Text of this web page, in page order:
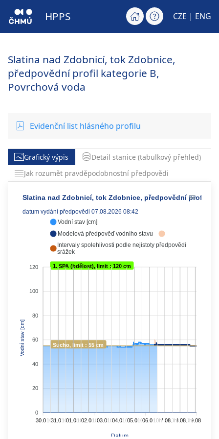
HPPS CZE | ENG
Slatina nad Zdobnicí, tok Zdobnice,
předpovědní profil kategorie B,
Povrchová voda
Evidenční list hlásného profilu
Grafický výpis
Detail stanice (tabulkový přehled)
Jak rozumět pravděpodobnostní předpovědi
Vodní stav [cm]
Modelová předpověď vodního stavu
Intervaly spolehlivosti podle nejistoty předpovědi
srážek
Slatina nad Zdobnicí, tok Zdobnice, předpovědní profil
datum vydání předpovědi 07.08.2026 08:42
120
100
80
60
40
20
0
Vodní stav [cm]
Datum
Sucho, limit : 55 cm
1. SPA (bdělost), limit : 120 cm
30.07.10h31.07.10h01.08.10h02.08.10h03.08.10h04.08.10h05.08.10h06.08. 09.08.
10h
08.08.
10h
07.08.
10h